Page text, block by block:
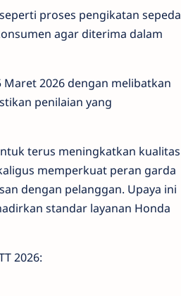
proses pengikatan sepeda
agar diterima dalam
2026 dengan melibatkan
penilaian yang
terus meningkatkan kualitas
memperkuat peran garda
dengan pelanggan. Upaya ini
standar layanan Honda
2026: